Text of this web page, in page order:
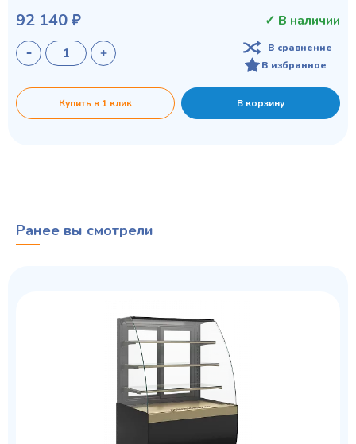
92 140 ₽ ✓ В наличии
В сравнение
В избранное
Купить в 1 клик В корзину
Ранее вы смотрели